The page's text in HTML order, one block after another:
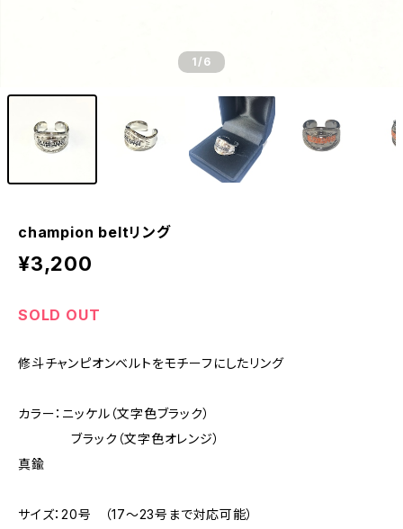
1/6
champion beltリング
¥3,200
SOLD OUT
修斗チャンピオンベルトをモチーフにしたリング
カラー：ニッケル（文字色ブラック）
ブラック（文字色オレンジ）
真鍮
サイズ：20号 （17〜23号まで対応可能）